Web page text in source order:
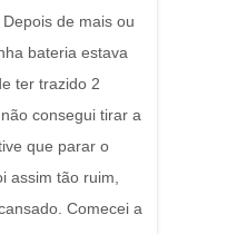
de mais ou
bateria estava
ter trazido 2
consegui tirar a
que parar o
assim tão ruim,
Comecei a